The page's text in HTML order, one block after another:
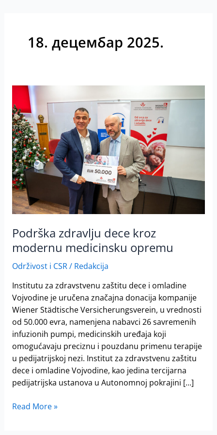
18. децембар 2025.
Podrška zdravlju dece kroz
modernu medicinsku opremu
Održivost i CSR/ Redakcija
Institutu za zdravstvenu zaštitu dece i omladine
Vojvodine je uručena značajna donacija kompanije
Wiener Städtische Versicherungsverein, u vrednosti
od 50.000 evra, namenjena nabavci 26 savremenih
infuzionih pumpi, medicinskih uređaja koji
omogućavaju preciznu i pouzdanu primenu terapije
u pedijatrijskoj nezi. Institut za zdravstvenu zaštitu
dece i omladine Vojvodine, kao jedina tercijarna
pedijatrijska ustanova u Autonomnoj pokrajini […]
Podrška
zdravlju
dece
kroz
modernu
medicinsku
opremu
Read More »